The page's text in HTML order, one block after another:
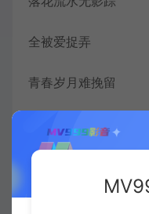
全被爱捉弄
青春岁月难挽留
落花流水无影踪